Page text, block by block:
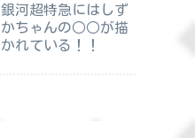
銀河超特急にはしず
かちゃんの○○が描
かれている！！